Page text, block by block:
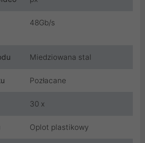
48Gb/s
Miedziowana stal
Pozłacane
30 x
Oplot plastikowy